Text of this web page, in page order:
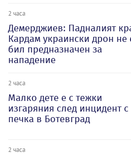
2 часа
Демерджиев: Падналият
Кардам украински дрон не
бил предназначен за
нападение
2 часа
Малко дете е с тежки
изгаряния след инцидент с
печка в Ботевград
2 часа